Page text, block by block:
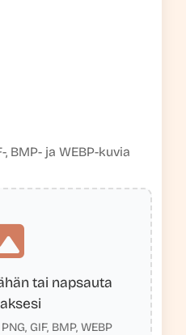
, BMP- ja WEBP-kuvia
tai napsauta
GIF, BMP, WEBP